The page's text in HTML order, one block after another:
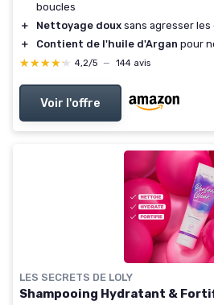
boucles
＋
Nettoyage doux sans agresser les
＋
Contient de l'huile d'Argan pour
★★★★★
★★★★★ 4,2/5 — 144 avis
Voir l'offre
LES SECRETS DE LOLY
Shampooing Hydratant &